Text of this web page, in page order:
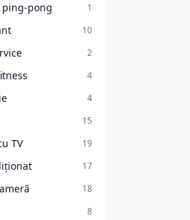
ping-pong 1
10
2
4
4
15
TV 19
17
18
8